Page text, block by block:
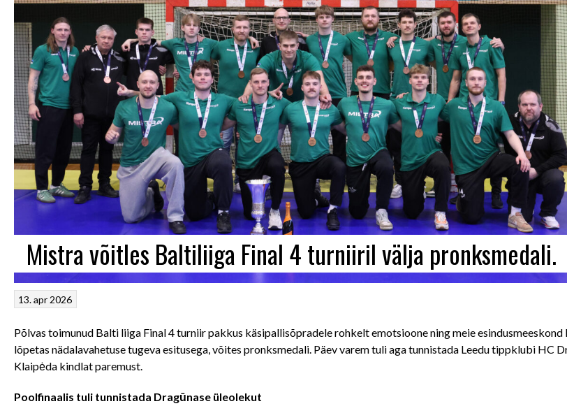
Mistra võitles Baltiliiga Final 4 turniiril välja pronksmedali.
13. apr 2026
Põlvas toimunud Balti liiga Final 4 turniir pakkus käsipallisõpradele rohkelt emotsioone ning meie
lõpetas nädalavahetuse tugeva esitusega, võites pronksmedali. Päev varem tuli aga tunnistada Leedu tippklubi HC
Klaipėda kindlat paremust.
Poolfinaalis tuli tunnistada Dragūnase üleolekut